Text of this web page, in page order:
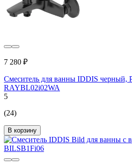
7 280 ₽
Смеситель для ванны IDDIS черный,
RAYBL02i02WA
5
(24)
В корзину